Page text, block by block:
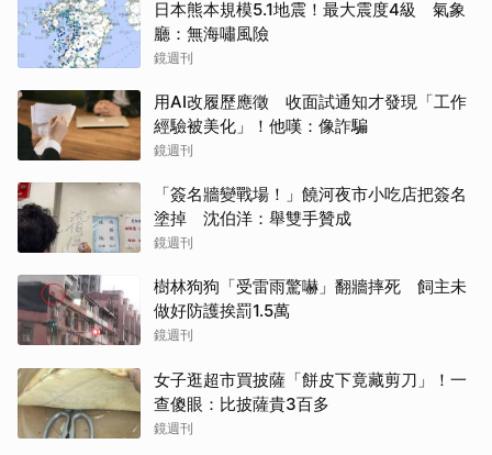
日本熊本規模5.1地震！最大震度4級 氣象
廳：無海嘯風險
鏡週刊
用AI改履歷應徵 收面試通知才發現「工作
經驗被美化」！他嘆：像詐騙
鏡週刊
「簽名牆變戰場！」饒河夜市小吃店把簽名
塗掉 沈伯洋：舉雙手贊成
鏡週刊
樹林狗狗「受雷雨驚嚇」翻牆摔死 飼主未
做好防護挨罰1.5萬
鏡週刊
女子逛超市買披薩「餅皮下竟藏剪刀」！一
查傻眼：比披薩貴3百多
鏡週刊